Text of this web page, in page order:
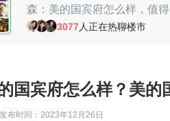
森：美的国宾府怎么样，值得
时光机：挺不错的啊
小鱼鱼：值得入手
贤：我老婆挺喜欢的
3077人正在热聊楼市
国宾府怎么样？美
发布时间：2023年12月26日